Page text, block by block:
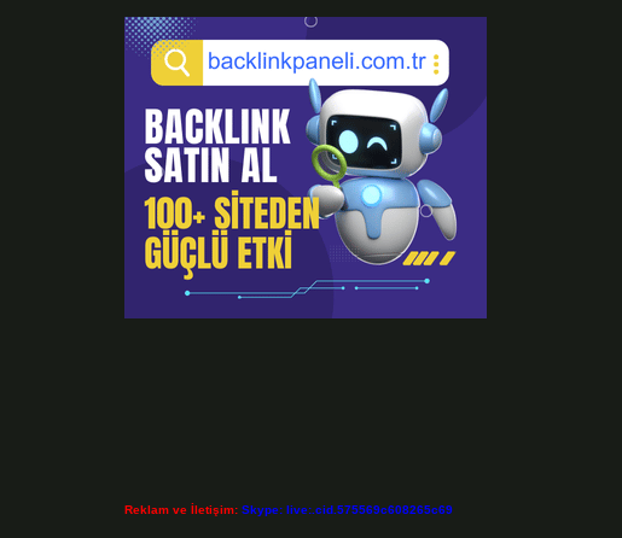
Reklam ve İletişim: Skype: live:.cid.575569c608265c69